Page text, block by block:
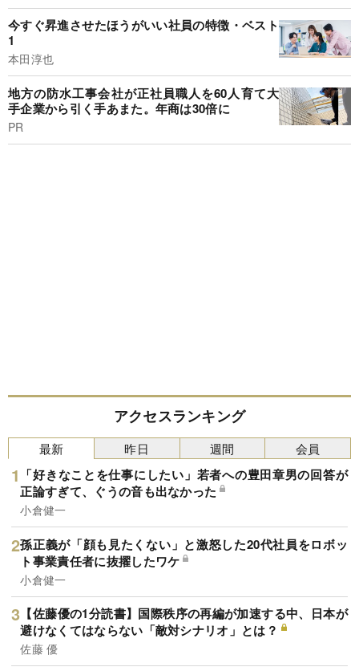
今すぐ昇進させたほうがいい社員の特徴・ベスト
1
本田淳也
地方の防水工事会社が正社員職人を60人育て大
手企業から引く手あまた。年商は30倍に
PR
アクセスランキング
最新
「好きなことを仕事にしたい」若者への豊田章男の回答が
正論すぎて、ぐうの音も出なかった
小倉健一
孫正義が「顔も見たくない」と激怒した20代社員をロボッ
ト事業責任者に抜擢したワケ
小倉健一
【佐藤優の1分読書】国際秩序の再編が加速する中、日本が
避けなくてはならない「敵対シナリオ」とは？
佐藤 優
昨日 週間 会員